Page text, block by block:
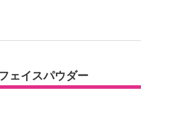
ェイスパウダー